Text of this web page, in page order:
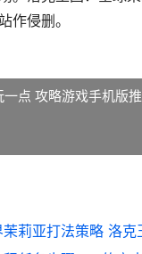
作侵删。
点 攻略游戏手机版